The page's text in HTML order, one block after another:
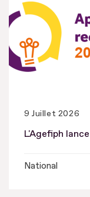
9 Juillet 2026
L'Agefiph
National